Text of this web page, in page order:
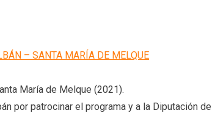
– SANTA MARÍA DE MELQUE
María de Melque (2021).
por patrocinar el programa y a la Diputación de